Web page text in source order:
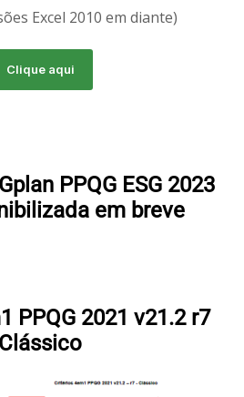
Excel 2010 em diante)
Clique aqui
PPQG ESG 2023
em breve
PPQG 2021 v21.2 r7
Clássico